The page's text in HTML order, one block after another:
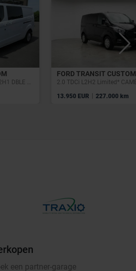
Transit Custom 2.0 TDCi L2H1 DBLE CAB 23900€+TVA/BTW
FORD TRANSIT CUSTOM
13.950 EUR | 227.000 km
een partner-garage